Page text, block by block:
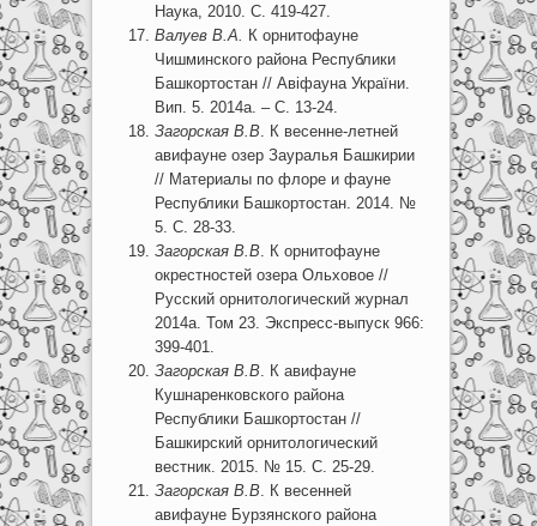
Наука, 2010. С. 419-427.
Валуев В.А. К орнитофауне
Чишминского района Республики
Башкортостан // Авіфауна України.
Вип. 5. 2014а. – С. 13-24.
Загорская В.В. К весенне-летней
авифауне озер Зауралья Башкирии
// Материалы по флоре и фауне
Республики Башкортостан. 2014. №
5. С. 28-33.
Загорская В.В. К орнитофауне
окрестностей озера Ольховое //
Русский орнитологический журнал
2014а. Том 23. Экспресс-выпуск 966:
399-401.
Загорская В.В. К авифауне
Кушнаренковского района
Республики Башкортостан //
Башкирский орнитологический
вестник. 2015. № 15. С. 25-29.
Загорская В.В. К весенней
авифауне Бурзянского района